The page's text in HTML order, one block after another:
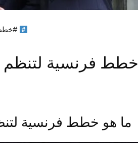
خطط فرنسية لتنظم
ما هو خطط فرنسية